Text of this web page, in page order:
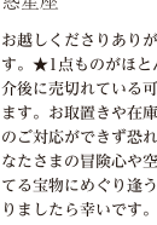
お越しくださりあり
す。★1点ものがほと
介後に売切れている
ます。お取置きや在
のご対応ができず恐
なたさまの冒険心や
てる宝物にめぐり逢
りましたら幸いです